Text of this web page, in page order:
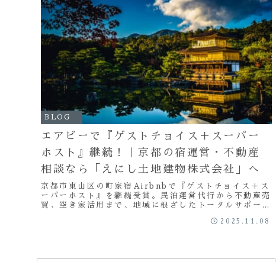
BLOG
エアビーで『ゲストチョイス＋スーパー
ホスト』継続！｜京都の宿運営・不動産
相談なら「えにし土地建物株式会社」へ
京都市東山区の町家宿Airbnbで『ゲストチョイス＋ス
ーパーホスト』を継続受賞。民泊運営代行から不動産売
買、空き家活用まで、地域に根ざしたトータルサポート
ごとお困りごと”を丁寧にお手伝いします。2025.11.08